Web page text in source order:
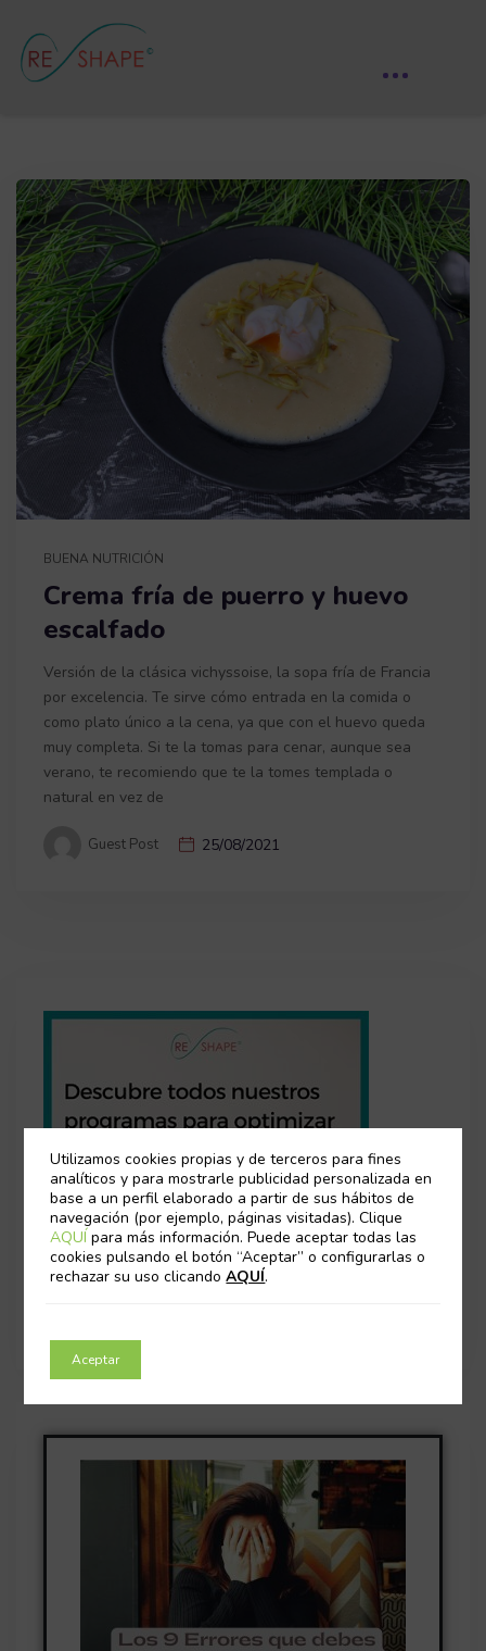
BUENA NUTRICIÓN
Crema fría de puerro y huevo
escalfado
Versión de la clásica vichyssoise, la sopa fría de Francia
por excelencia. Te sirve cómo entrada en la comida o
como plato único a la cena, ya que con el huevo queda
muy completa. Si te la tomas para cenar, aunque sea
verano, te recomiendo que te la tomes templada o
natural en vez de
Guest Post 25/08/2021
Utilizamos cookies propias y de terceros para fines
analíticos y para mostrarle publicidad personalizada en
base a un perfil elaborado a partir de sus hábitos de
navegación (por ejemplo, páginas visitadas). Clique
AQUÍpara más información. Puede aceptar todas las
cookies pulsando el botón “Aceptar” o configurarlas o
rechazar su uso clicandoAQUÍ.
Aceptar